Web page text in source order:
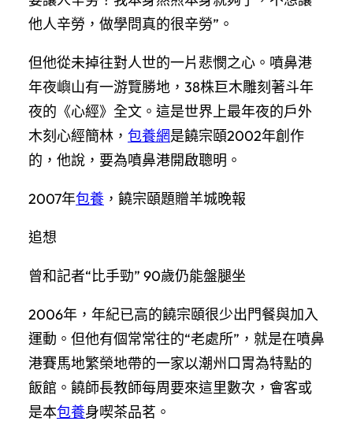
他人辛勞，做學問真的很辛勞”。
但他從未掉往對人世的一片悲憫之心。噴鼻港
年夜嶼山有一游覽勝地，38株巨木雕刻著斗年
夜的《心經》全文。這是世界上最年夜的戶外
木刻心經簡林， 包養網是饒宗頤2002年創作
的，他說，要為噴鼻港開啟聰明。
2007年包養 ，饒宗頤題贈羊城晚報
追想
曾和記者“比手勁” 90歲仍能盤腿坐
2006年，年紀已高的饒宗頤很少出門餐與加入
運動。但他有個常常往的“老處所”，就是在噴鼻
港賽馬地繁榮地帶的一家以潮州口胃為特點的
飯館。饒師長教師每周要來這里數次，會客或
是本包養身喫茶品茗。